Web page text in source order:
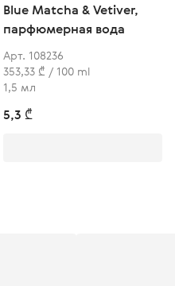
Blue Matcha & Vetiver,
парфюмерная вода
Арт. 108236
353,33 ₾ / 100 ml
1,5 мл
5,3 ₾